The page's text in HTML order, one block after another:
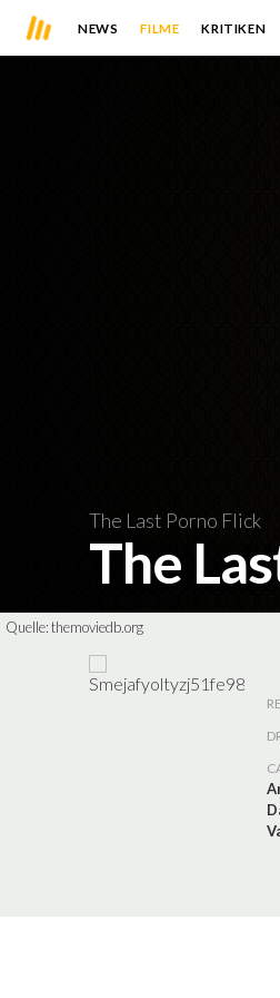
NEWS FILME KRITIKEN
The Last Porno Flick
The
Quelle:themoviedb.org